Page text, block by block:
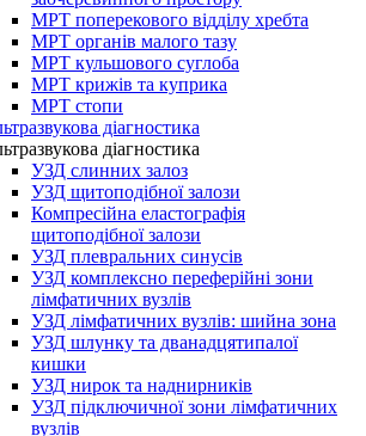
МРТ поперекового відділу хребта
МРТ органів малого тазу
МРТ кульшового суглоба
МРТ крижів та куприка
МРТ стопи
діагностика
діагностика
УЗД слинних залоз
УЗД щитоподібної залози
Компресійна еластографія
щитоподібної залози
УЗД плевральних синусів
УЗД комплексно переферійні зони
лімфатичних вузлів
УЗД лімфатичних вузлів: шийна зона
УЗД шлунку та дванадцятипалої
кишки
УЗД нирок та наднирників
УЗД підключичної зони лімфатичних
вузлів